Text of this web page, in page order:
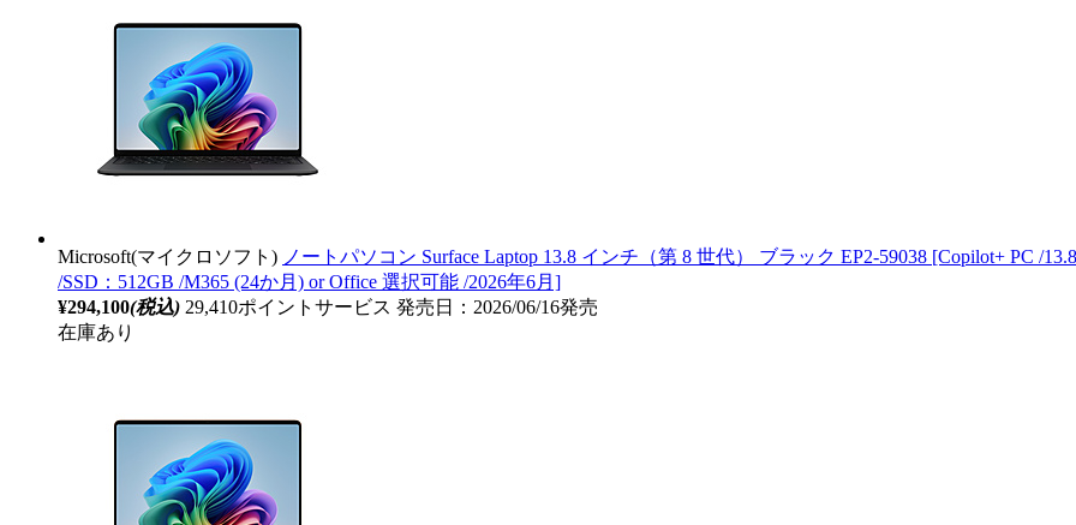
Microsoft(マイクロソフト) ノートパソコン Surface Laptop 13.8 インチ（第 8 世代） ブラック EP2-59038 [Copilot+ PC /
/SSD：512GB /M365 (24か月) or Office 選択可能 /2026年6月]
¥294,100(税込) 29,410ポイントサービス 発売日：2026/06/16発売
在庫あり